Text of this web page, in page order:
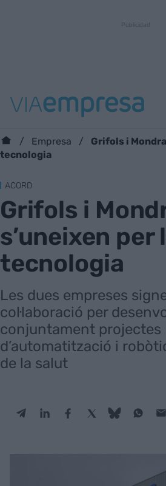
Empresa
Grifols i
tecnologia
ACORD
Grifols i
s’uneixen per
tecnologia
Les dues empreses
col·laboració per
conjuntament projectes
d’automatització i
de la salut